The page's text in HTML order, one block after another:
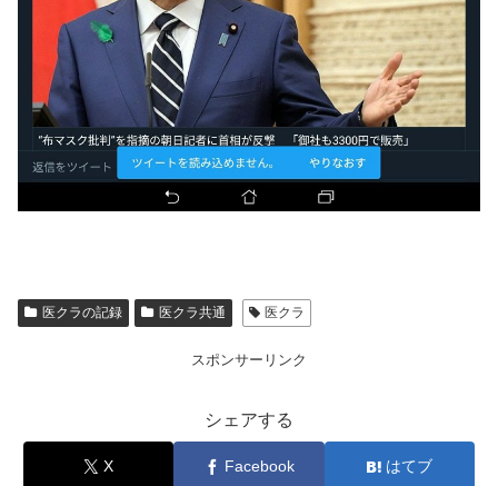
医クラの記録 医クラ共通 医クラ
スポンサーリンク
シェアする
X Facebook はてブ